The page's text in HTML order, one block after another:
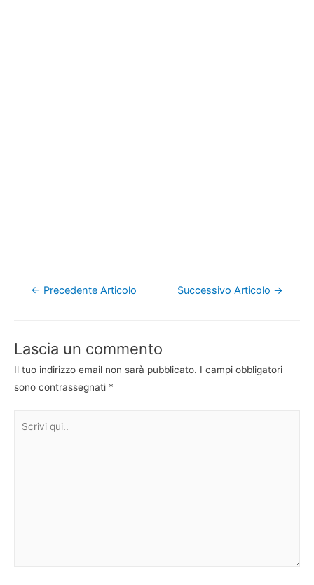
Navigazione
← Precedente Articolo Successivo Articolo →
Lascia un commento
Il tuo indirizzo email non sarà pubblicato. I campi obbligatori
sono contrassegnati *